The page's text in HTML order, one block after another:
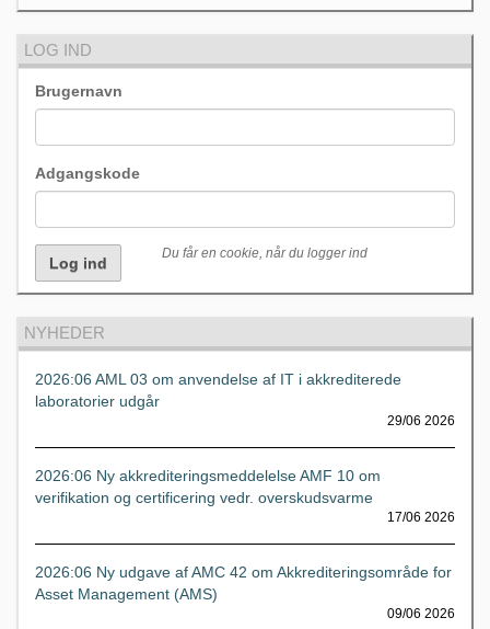
LOG IND
Brugernavn
Adgangskode
Du får en cookie, når du logger ind
NYHEDER
2026:06 AML 03 om anvendelse af IT i akkrediterede
laboratorier udgår
29/06 2026
2026:06 Ny akkrediteringsmeddelelse AMF 10 om
verifikation og certificering vedr. overskudsvarme
17/06 2026
2026:06 Ny udgave af AMC 42 om Akkrediteringsområde for
Asset Management (AMS)
09/06 2026